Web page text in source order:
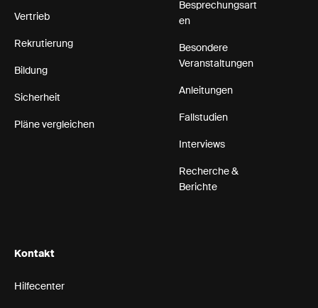
Vertrieb
Rekrutierung
Bildung
Sicherheit
Pläne vergleichen
Besprechungsart
en
Besondere
Veranstaltungen
Anleitungen
Fallstudien
Interviews
Recherche &
Berichte
Kontakt
Hilfecenter